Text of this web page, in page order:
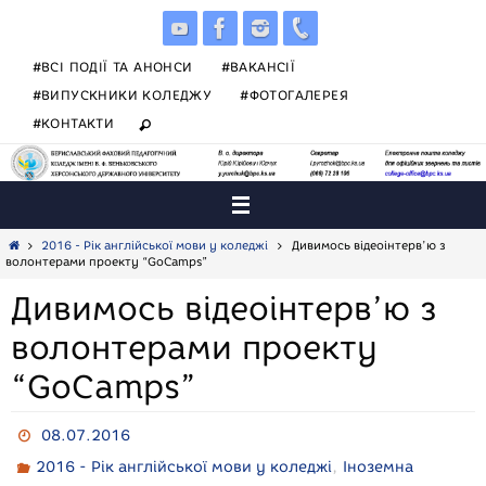
#ВСІ ПОДІЇ ТА АНОНСИ
#ВАКАНСІЇ
#ВИПУСКНИКИ КОЛЕДЖУ
#ФОТОГАЛЕРЕЯ
#КОНТАКТИ
Home2016 - Рік англійської мови у коледжі
Дивимось відеоінтерв’ю з
волонтерами проекту “GoCamps”
Дивимось відеоінтерв’ю з
волонтерами проекту
“GoCamps”
08.07.2016
2016 - Рік англійської мови у коледжі, Іноземна